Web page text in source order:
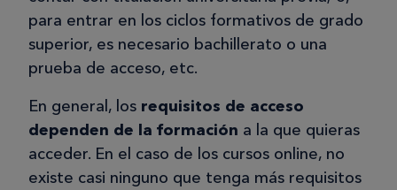
para entrar en los ciclos formativos de grado
superior, es necesario bachillerato o una
prueba de acceso, etc.
En general, los requisitos de acceso
dependen de la formación a la que quieras
acceder. En el caso de los cursos online, no
existe casi ninguno que tenga más requisitos